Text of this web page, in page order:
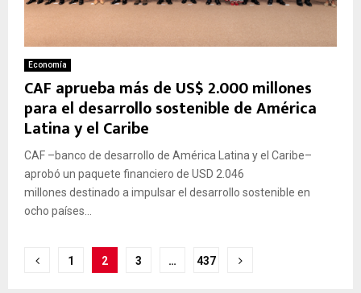
Economía
CAF aprueba más de US$ 2.000 millones
para el desarrollo sostenible de América
Latina y el Caribe
CAF –banco de desarrollo de América Latina y el Caribe–
aprobó un paquete financiero de USD 2.046
millones destinado a impulsar el desarrollo sostenible en
ocho países...
Posts
1 2 3 … 437